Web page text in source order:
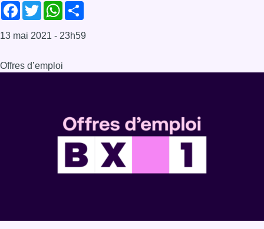
Facebook
TwitterWhatsApp
13 mai 2021 - 23h59
Offres d’emploi